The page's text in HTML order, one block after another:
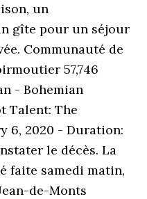
un
gîte pour un séjour
Communauté de
57,746
- Bohemian
Talent: The
6, 2020 - Duration:
le décès. La
faite samedi matin,
de-Monts